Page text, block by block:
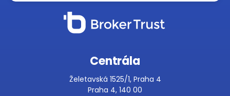
Centrála
Želetavská 1525/1, Praha 4
Praha 4, 140 00